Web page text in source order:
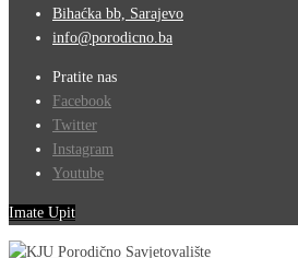
Bihaćka bb, Sarajevo
info@porodicno.ba
Pratite nas
Facebook
Twitter
Instagram
Youtube
Imate Upit